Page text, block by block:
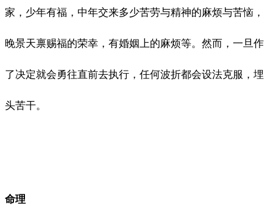
家，少年有福，中年交来多少苦劳与精神的麻烦与苦恼，
晚景天禀赐福的荣幸，有婚姻上的麻烦等。然而，一旦作
了决定就会勇往直前去执行，任何波折都会设法克服，埋
头苦干。
命理